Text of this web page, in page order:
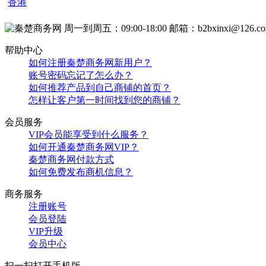
周一到周五：09:00-18:00 邮箱：
帮助中心
如何注册秦楚商务网新用户？
账号密码忘记了怎么办？
如何推荐产品到自己商铺的首页？
怎样让客户第一时间找到您的商铺？
会员服务
VIP会员能享受到什么服务？
如何开通秦楚商务网VIP？
秦楚商务网付款方式
如何免费发布商机信息？
商务服务
注册账号
会员登陆
VIP升级
会员中心